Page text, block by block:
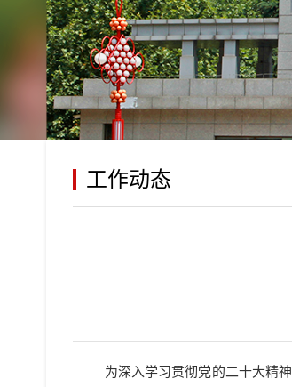
工作动态
为深入学习贯彻党的二十大精神